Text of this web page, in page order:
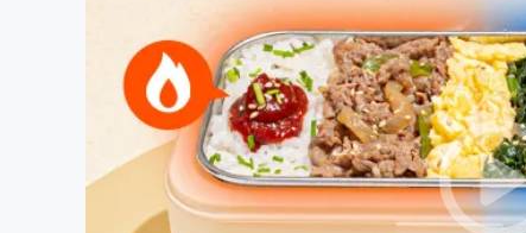
テクノロジー・ガジェット
映像・映画
ビジネス・起業
まちづくり・地域活性化